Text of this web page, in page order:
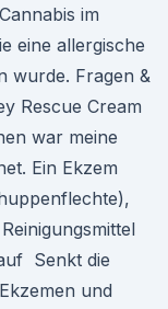
im
eine allergische
wurde. Fragen &
Rescue Cream
war meine
Ein Ekzem
Senkt die
und